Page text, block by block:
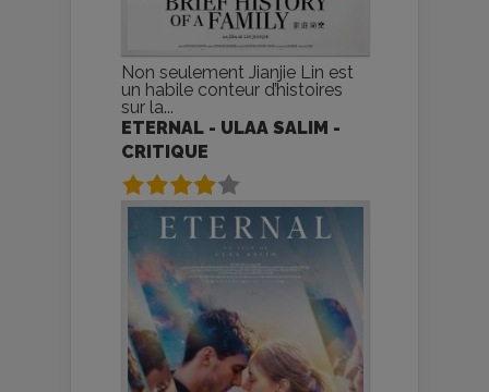
Non seulement Jianjie Lin est
un habile conteur d’histoires
sur la...
ETERNAL - ULAA SALIM -
CRITIQUE